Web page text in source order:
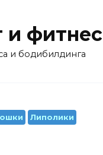
и фитнес
и бодибилдинга
Липолики